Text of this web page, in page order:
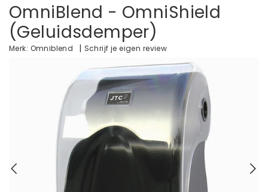
OmniBlend - OmniShield
(Geluidsdemper)
Merk: Omniblend | Schrijf je eigen review